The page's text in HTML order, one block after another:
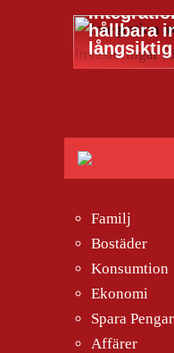
hållbara
Familj
Bostäder
Konsumtion
Ekonomi
Spara Pengar
Affärer